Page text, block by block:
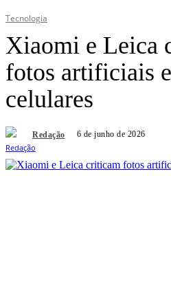
Tecnologia
Xiaomi e Leica
fotos artificiais
celulares
Redação 6 de junho de 2026